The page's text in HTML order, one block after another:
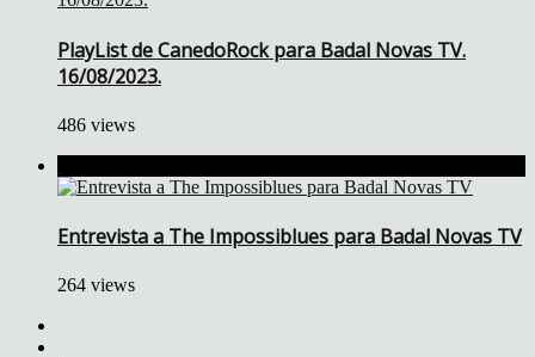
PlayList de CanedoRock para Badal Novas TV.
16/08/2023.
486 views
Entrevista a The Impossiblues para Badal Novas TV
264 views